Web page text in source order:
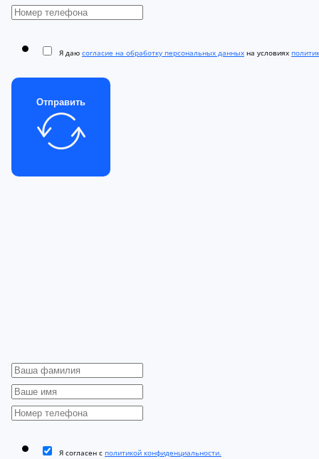
Я даю согласие на обработку персональных данных на условиях
Отправить
Я согласен с политикой конфиденциальности.